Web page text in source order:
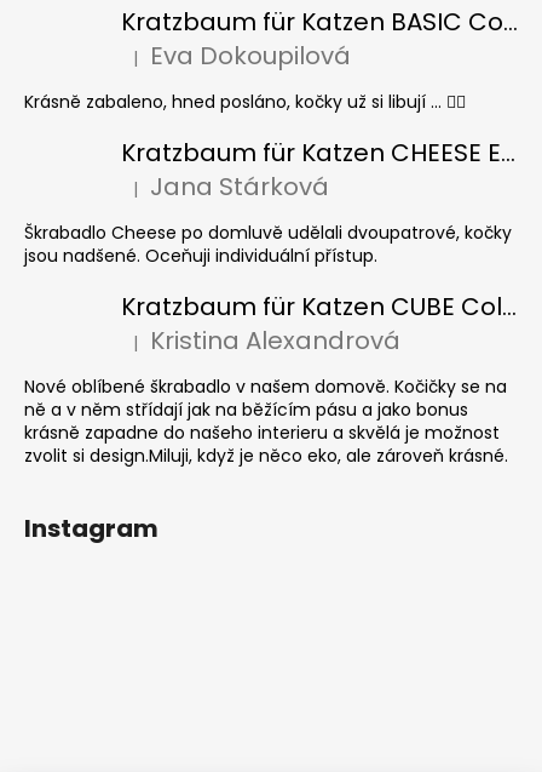
Kratzbaum für Katzen BASIC Colour
Die Produktbewertung beträgt 5 von 5 Sternen.
| Eva Dokoupilová
Krásně zabaleno, hned posláno, kočky už si libují ... 👍🏻
Kratzbaum für Katzen CHEESE ELIPSE colour
Die Produktbewertung beträgt 5 von 5 Sternen.
| Jana Stárková
Škrabadlo Cheese po domluvě udělali dvoupatrové, kočky
jsou nadšené. Oceňuji individuální přístup.
Kratzbaum für Katzen CUBE Colour
Die Produktbewertung beträgt 5 von 5 Sternen.
| Kristina Alexandrová
Nové oblíbené škrabadlo v našem domově. Kočičky se na
ně a v něm střídají jak na běžícím pásu a jako bonus
krásně zapadne do našeho interieru a skvělá je možnost
zvolit si design.Miluji, když je něco eko, ale zároveň krásné.
Instagram